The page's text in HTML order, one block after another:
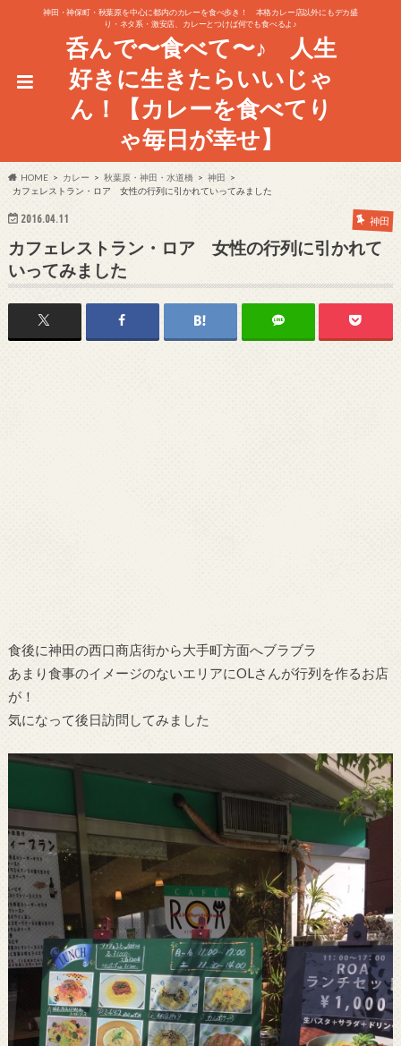
神田・神保町・秋葉原を中心に都内のカレーを食べ歩き！ 本格カレー店以外にもデカ盛
り・ネタ系・激安店、カレーとつけば何でも食べるよ♪
呑んで〜食べて〜♪ 人生
好きに生きたらいいじゃ
ん！【カレーを食べてり
ゃ毎日が幸せ】
HOME カレー 秋葉原・神田・水道橋
神田
カフェレストラン・ロア 女性の行列に引かれていってみました
2016.04.11 神田
カフェレストラン・ロア 女性の行列に引かれて
いってみました
食後に神田の西口商店街から大手町方面へブラブラ
あまり食事のイメージのないエリアにOLさんが行列を作るお店
が！
気になって後日訪問してみました